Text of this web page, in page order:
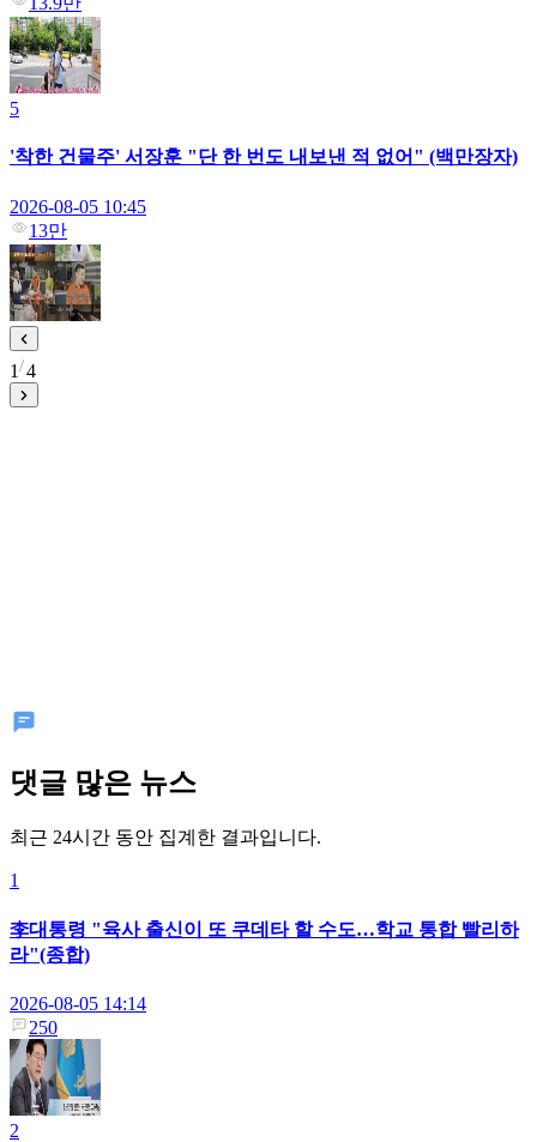
5
'착한 건물주' 서장훈 "단 한 번도 내보낸 적 없어" (백만장자)
2026-08-05 10:45
13만
1 4
댓글 많은 뉴스
최근 24시간 동안 집계한 결과입니다.
1
李대통령 "육사 출신이 또 쿠데타 할 수도…학교 통합 빨리하
라"(종합)
2026-08-05 14:14
250
2